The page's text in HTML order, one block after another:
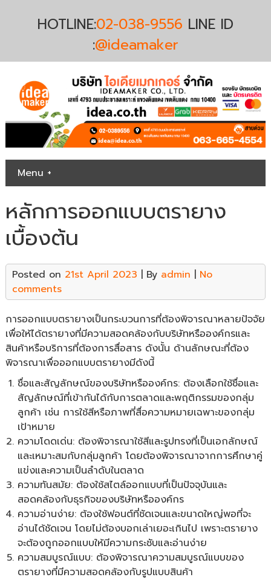
HOTLINE:02-038-9556 LINE ID
:@ideamaker
Menu +
หลักการออกแบบตรายาง
เบื้องต้น
Posted on 21st April 2023 | By admin | No
comments
การออกแบบตรายางเป็นกระบวนการที่ต้องพิจารณาหลายปัจจัย
เพื่อให้ได้ตรายางที่มีความสอดคล้องกับบริษัทหรือองค์กรและ
สินค้าหรือบริการที่ต้องการสื่อสาร ดังนั้น ด้านลักษณะที่ต้อง
พิจารณาเพื่อออกแบบตรายางมีดังนี้
ชื่อและสัญลักษณ์ของบริษัทหรือองค์กร: ต้องเลือกใช้ชื่อและ
สัญลักษณ์ที่เข้ากันได้กับการตลาดและพฤติกรรมของกลุ่ม
ลูกค้า เช่น การใช้สีหรือภาพที่สื่อความหมายเฉพาะของกลุ่ม
เป้าหมาย
ความโดดเด่น: ต้องพิจารณาใช้สีและรูปทรงที่เป็นเอกลักษณ์
และเหมาะสมกับกลุ่มลูกค้า โดยต้องพิจารณาจากการศึกษาคู่
แข่งและความเป็นลำดับในตลาด
ความทันสมัย: ต้องใช้สไตล์ออกแบบที่เป็นปัจจุบันและ
สอดคล้องกับธุรกิจของบริษัทหรือองค์กร
ความอ่านง่าย: ต้องใช้ฟอนต์ที่ชัดเจนและขนาดใหญ่พอที่จะ
อ่านได้ชัดเจน โดยไม่ต้องบอกเล่าเยอะเกินไป เพราะตรายาง
จะต้องถูกออกแบบให้มีความกระชับและอ่านง่าย
ความสมบูรณ์แบบ: ต้องพิจารณาความสมบูรณ์แบบของ
ตรายางที่มีความสอดคล้องกับรูปแบบสินค้า